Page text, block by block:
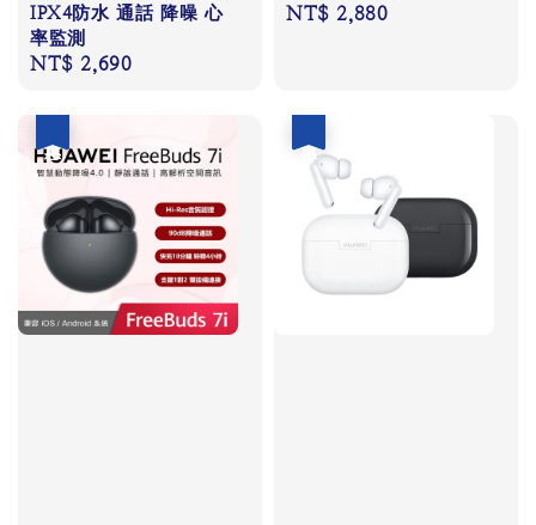
IPX4防水 通話 降噪 心
率監測
Regular
NT$ 2,690
Regular
NT$ 2,880